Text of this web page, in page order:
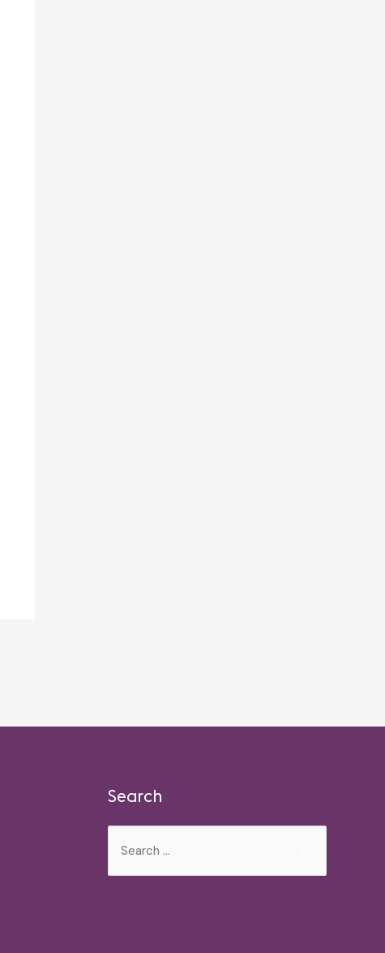
Search
for: